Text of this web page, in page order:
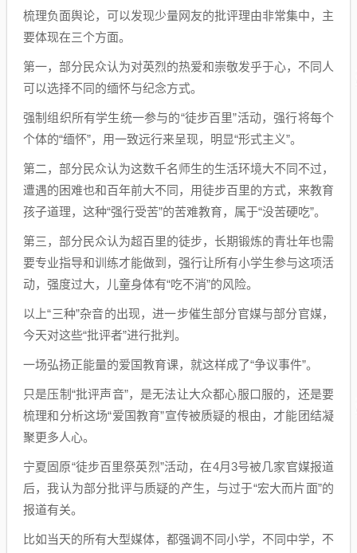
梳理负面舆论，可以发现少量网友的批评理由非常集中，主
要体现在三个方面。
第一，部分民众认为对英烈的热爱和崇敬发乎于心，不同人
可以选择不同的缅怀与纪念方式。
强制组织所有学生统一参与的“徒步百里”活动，强行将每个
个体的“缅怀”，用一致远行来呈现，明显“形式主义”。
第二，部分民众认为这数千名师生的生活环境大不同不过，
遭遇的困难也和百年前大不同，用徒步百里的方式，来教育
孩子道理，这种“强行受苦”的苦难教育，属于“没苦硬吃”。
第三，部分民众认为超百里的徒步，长期锻炼的青壮年也需
要专业指导和训练才能做到，强行让所有小学生参与这项活
动，强度过大，儿童身体有“吃不消”的风险。
以上“三种”杂音的出现，进一步催生部分官媒与部分官媒，
今天对这些“批评者”进行批判。
一场弘扬正能量的爱国教育课，就这样成了“争议事件”。
只是压制“批评声音”，是无法让大众都心服口服的，还是要
梳理和分析这场“爱国教育”宣传被质疑的根由，才能团结凝
聚更多人心。
宁夏固原“徒步百里祭英烈”活动，在4月3号被几家官媒报道
后，我认为部分批评与质疑的产生，与过于“宏大而片面”的
报道有关。
比如当天的所有大型媒体，都强调不同小学，不同中学，不